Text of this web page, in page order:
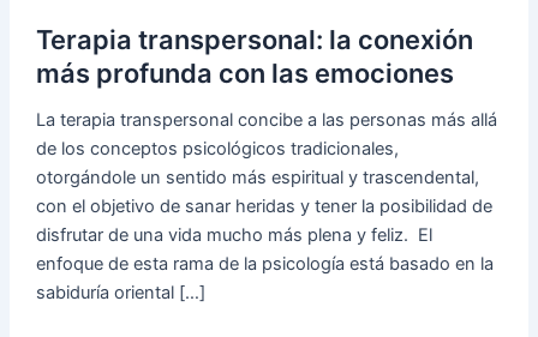
Terapia transpersonal: la conexión
más profunda con las emociones
La terapia transpersonal concibe a las personas más allá
de los conceptos psicológicos tradicionales,
otorgándole un sentido más espiritual y trascendental,
con el objetivo de sanar heridas y tener la posibilidad de
disfrutar de una vida mucho más plena y feliz. El
enfoque de esta rama de la psicología está basado en la
sabiduría oriental […]